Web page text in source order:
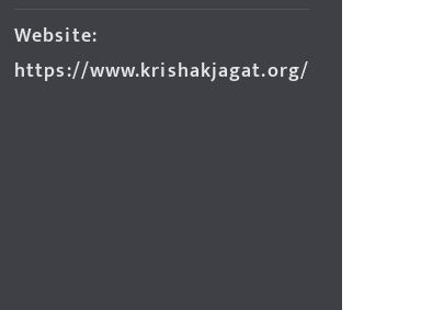
Website:
https://www.krishakjagat.org/